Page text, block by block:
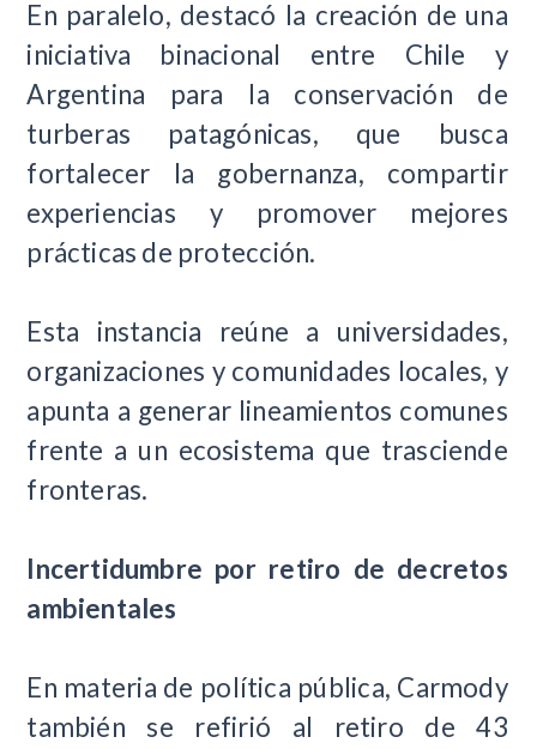
En paralelo, destacó la creación de una
iniciativa binacional entre Chile y
Argentina para la conservación de
turberas patagónicas, que busca
fortalecer la gobernanza, compartir
experiencias y promover mejores
prácticas de protección.
Esta instancia reúne a universidades,
organizaciones y comunidades locales, y
apunta a generar lineamientos comunes
frente a un ecosistema que trasciende
fronteras.
Incertidumbre por retiro de decretos
ambientales
En materia de política pública, Carmody
también se refirió al retiro de 43